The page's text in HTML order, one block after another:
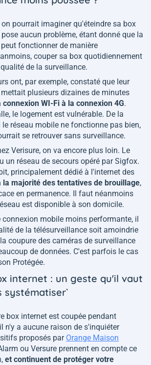
on pourrait imaginer qu'éteindre sa box
aucun problème, étant donné que la
fonctionner de manière
couper sa box quotidiennement
de la surveillance.
ont, par exemple, constaté que leur
plusieurs dizaines de minutes
WI-Fi à la connexion 4G.
le logement est vulnérable. De la
le réseau mobile ne fonctionne pas bien,
se retrouver sans surveillance.
Verisure, on va encore plus loin. Le
un réseau de secours opéré par Sigfox.
principalement dédié à l'internet des
la majorité des tentatives de brouillage,
en permanence. Il faut néanmoins
est disponible à son domicile.
connexion mobile moins performante, il
de la télésurveillance soit amoindrie
coupure des caméras de surveillance
de données. C'est parfois le cas
Protégée.
internet : un geste qu'il vaut
systématiser`
box internet est coupée pendant
n'y a aucune raison de s'inquiéter
proposés par Orange Maison
ou Versure prennent en compte ce
et continuent de protéger votre